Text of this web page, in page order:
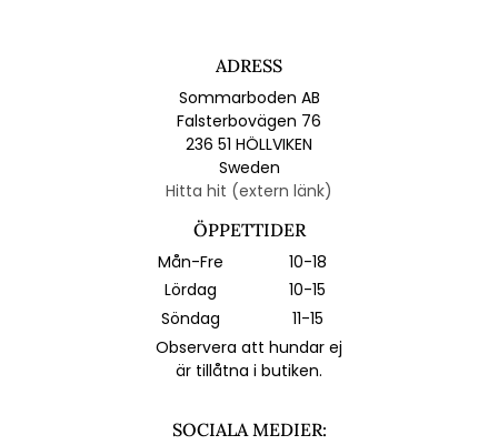
ADRESS
Sommarboden AB
Falsterbovägen 76
236 51 HÖLLVIKEN
Sweden
Hitta hit (extern länk)
ÖPPETTIDER
Mån-Fre
10-18
Lördag
10-15
Söndag
11-15
Observera att hundar ej
är tillåtna i butiken.
SOCIALA MEDIER: